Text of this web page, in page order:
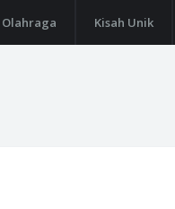
Olahraga Kisah Unik